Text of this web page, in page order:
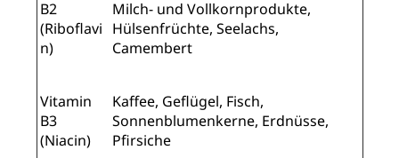
B2
(Riboflavi
n)
Milch- und Vollkornprodukte,
Hülsenfrüchte, Seelachs,
Camembert
Vitamin
B3
(Niacin)
Kaffee, Geflügel, Fisch,
Sonnenblumenkerne, Erdnüsse,
Pfirsiche